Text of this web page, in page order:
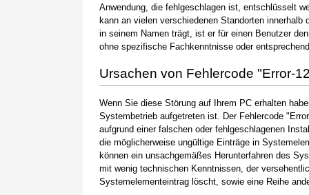
Anwendung, die fehlgeschlagen ist, entschlüsselt
kann an vielen verschiedenen Standorten
in seinem Namen trägt, ist er für einen Benutzer
ohne spezifische Fachkenntnisse oder
Ursachen von Fehlercode "Error-
Wenn Sie diese Störung auf Ihrem PC erhalten
Systembetrieb aufgetreten ist. Der Fehlercode
aufgrund einer falschen oder fehlgeschlagenen
die möglicherweise ungültige Einträge in
können ein unsachgemäßes Herunterfahren des
mit wenig technischen Kenntnissen, der
Systemelementeintrag löscht, sowie eine Reihe